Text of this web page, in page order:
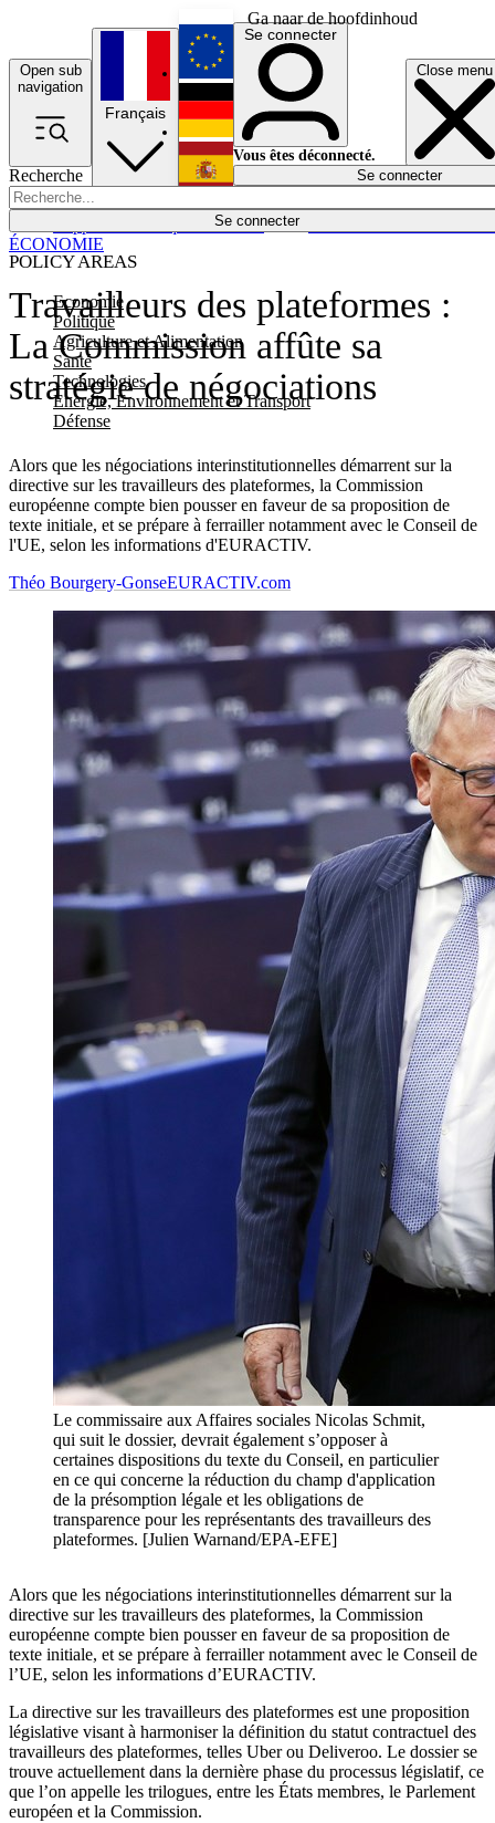
Ga naar de hoofdinhoud
Open sub
navigation
Close menu
Recherche
Se connecter
POLICY AREAS
Economie
Politique
Agriculture et Alimentation
Santé
Technologies
Energie, Environnement et Transport
Défense
Économie
Français
English
Deutsch
Español
Se connecter
Vous êtes déconnecté.
Se connecter
Travailleurs des plateformes :
La Commission affûte sa
stratégie de négociations
Alors que les négociations interinstitutionnelles démarrent sur la
directive sur les travailleurs des plateformes, la Commission
européenne compte bien pousser en faveur de sa proposition de
texte initiale, et se prépare à ferrailler notamment avec le Conseil de
l'UE, selon les informations d'EURACTIV.
ÉCONOMIE
Théo Bourgery-GonseEURACTIV.com
Le commissaire aux Affaires sociales Nicolas Schmit,
qui suit le dossier, devrait également s’opposer à
certaines dispositions du texte du Conseil, en particulier
en ce qui concerne la réduction du champ d'application
de la présomption légale et les obligations de
transparence pour les représentants des travailleurs des
plateformes. [Julien Warnand/EPA-EFE]
Alors que les négociations interinstitutionnelles démarrent sur la
directive sur les travailleurs des plateformes, la Commission
européenne compte bien pousser en faveur de sa proposition de
texte initiale, et se prépare à ferrailler notamment avec le Conseil de
l’UE, selon les informations d’EURACTIV.
La directive sur les travailleurs des plateformes est une proposition
législative visant à harmoniser la définition du statut contractuel des
travailleurs des plateformes, telles Uber ou Deliveroo. Le dossier se
trouve actuellement dans la dernière phase du processus législatif, ce
que l’on appelle les trilogues, entre les États membres, le Parlement
européen et la Commission.